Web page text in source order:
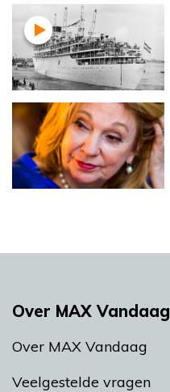
Over MAX Vandaag
Over MAX Vandaag
Veelgestelde vragen